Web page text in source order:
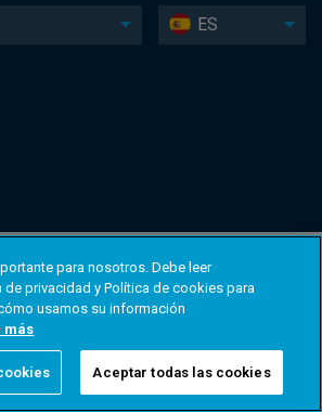
ES
para nosotros. Debe leer
de privacidad y Política de cookies para
usamos su información
más
Aceptar todas las cookies